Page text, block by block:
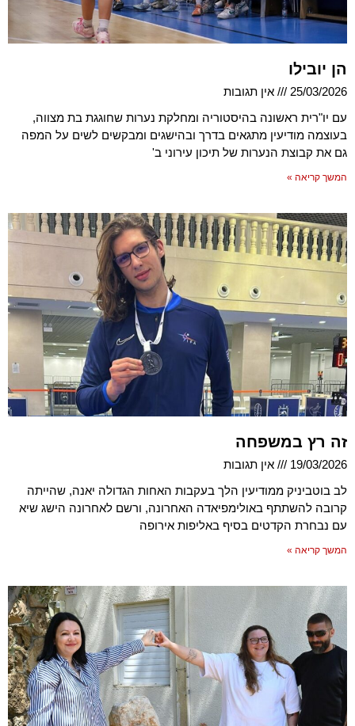
הן יובילו
25/03/2026
אין תגובות
עם יו"רית ראשונה בהיסטוריה ומחלקת נערות שחוגגת בת מצווה,
בעוצמה מודיעין מתגאים בדרך ובהישגים ומבקשים לשים על המפה
גם את קבוצת הנערות של תיכון עירוני ב'
המשך קריאה »
זה רץ במשפחה
19/03/2026
אין תגובות
לב בוטביניק ממודיעין הלך בעקבות האחות הגדולה יאנה, שהייתה
קרובה להשתתף באולימפיאדה האחרונה, ורשם לאחרונה הישג שיא
עם נבחרת הקדטים בסיף באליפות אירופה
המשך קריאה »